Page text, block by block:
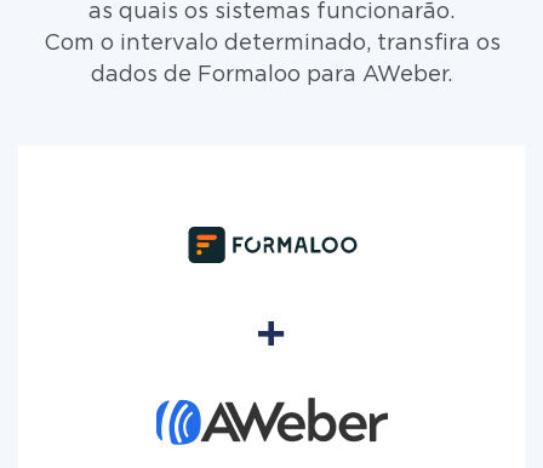
as quais os sistemas funcionarão.
Com o intervalo determinado, transfira os
dados de Formaloo para AWeber.